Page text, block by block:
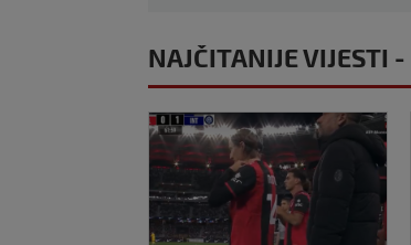
NAJČITANIJE VIJESTI